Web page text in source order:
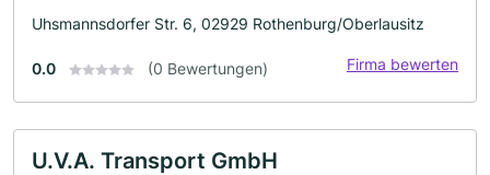
Uhsmannsdorfer Str. 6, 02929 Rothenburg/Oberlausitz
0.0 (0 Bewertungen) Firma bewerten
U.V.A. Transport GmbH